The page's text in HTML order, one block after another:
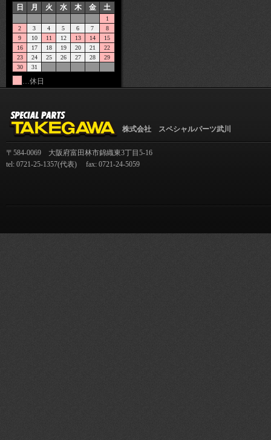
日
月 火 水 木 金 土
1
2
3 4 5 6 7
8
9
10 11 12 13 14
15
16
17 18 19 20 21
22
23
24 25 26 27 28
29
30
31
…休日
株式会社 スペシャルパーツ武川
〒584-0069 大阪府富田林市錦織東3丁目5-16
tel: 0721-25-1357(代表) fax: 0721-24-5059